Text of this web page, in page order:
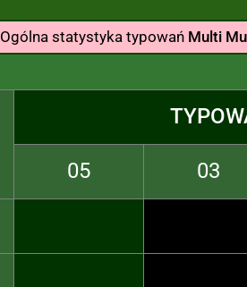
Ogólna statystyka typowań Multi
05 03